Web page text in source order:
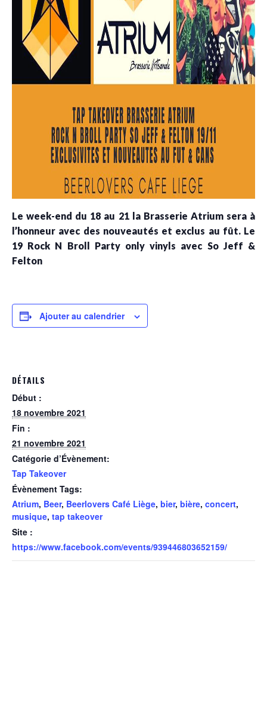
Le week-end du 18 au 21 la Brasserie Atrium sera à
l’honneur avec des nouveautés et exclus au fût. Le
19 Rock N Broll Party only vinyls avec So Jeff &
Felton
Ajouter au calendrier
DÉTAILS
Début :
18 novembre 2021
Fin :
21 novembre 2021
Catégorie d’Évènement:
Tap Takeover
Évènement Tags:
Atrium, Beer, Beerlovers Café Liège, bier, bière, concert,
musique, tap takeover
Site :
https://www.facebook.com/events/939446803652159/